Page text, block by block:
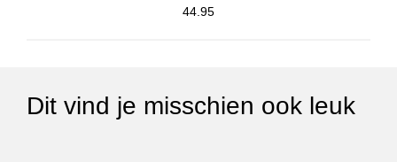
44.95
Dit vind je misschien ook leuk